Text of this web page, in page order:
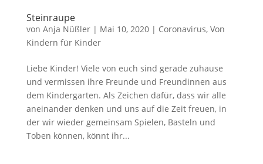
Steinraupe
von Anja Nüßler| Mai 10, 2020| Coronavirus, Von
Kindern für Kinder
Liebe Kinder! Viele von euch sind gerade zuhause
und vermissen ihre Freunde und Freundinnen aus
dem Kindergarten. Als Zeichen dafür, dass wir alle
aneinander denken und uns auf die Zeit freuen, in
der wir wieder gemeinsam Spielen, Basteln und
Toben können, könnt ihr...